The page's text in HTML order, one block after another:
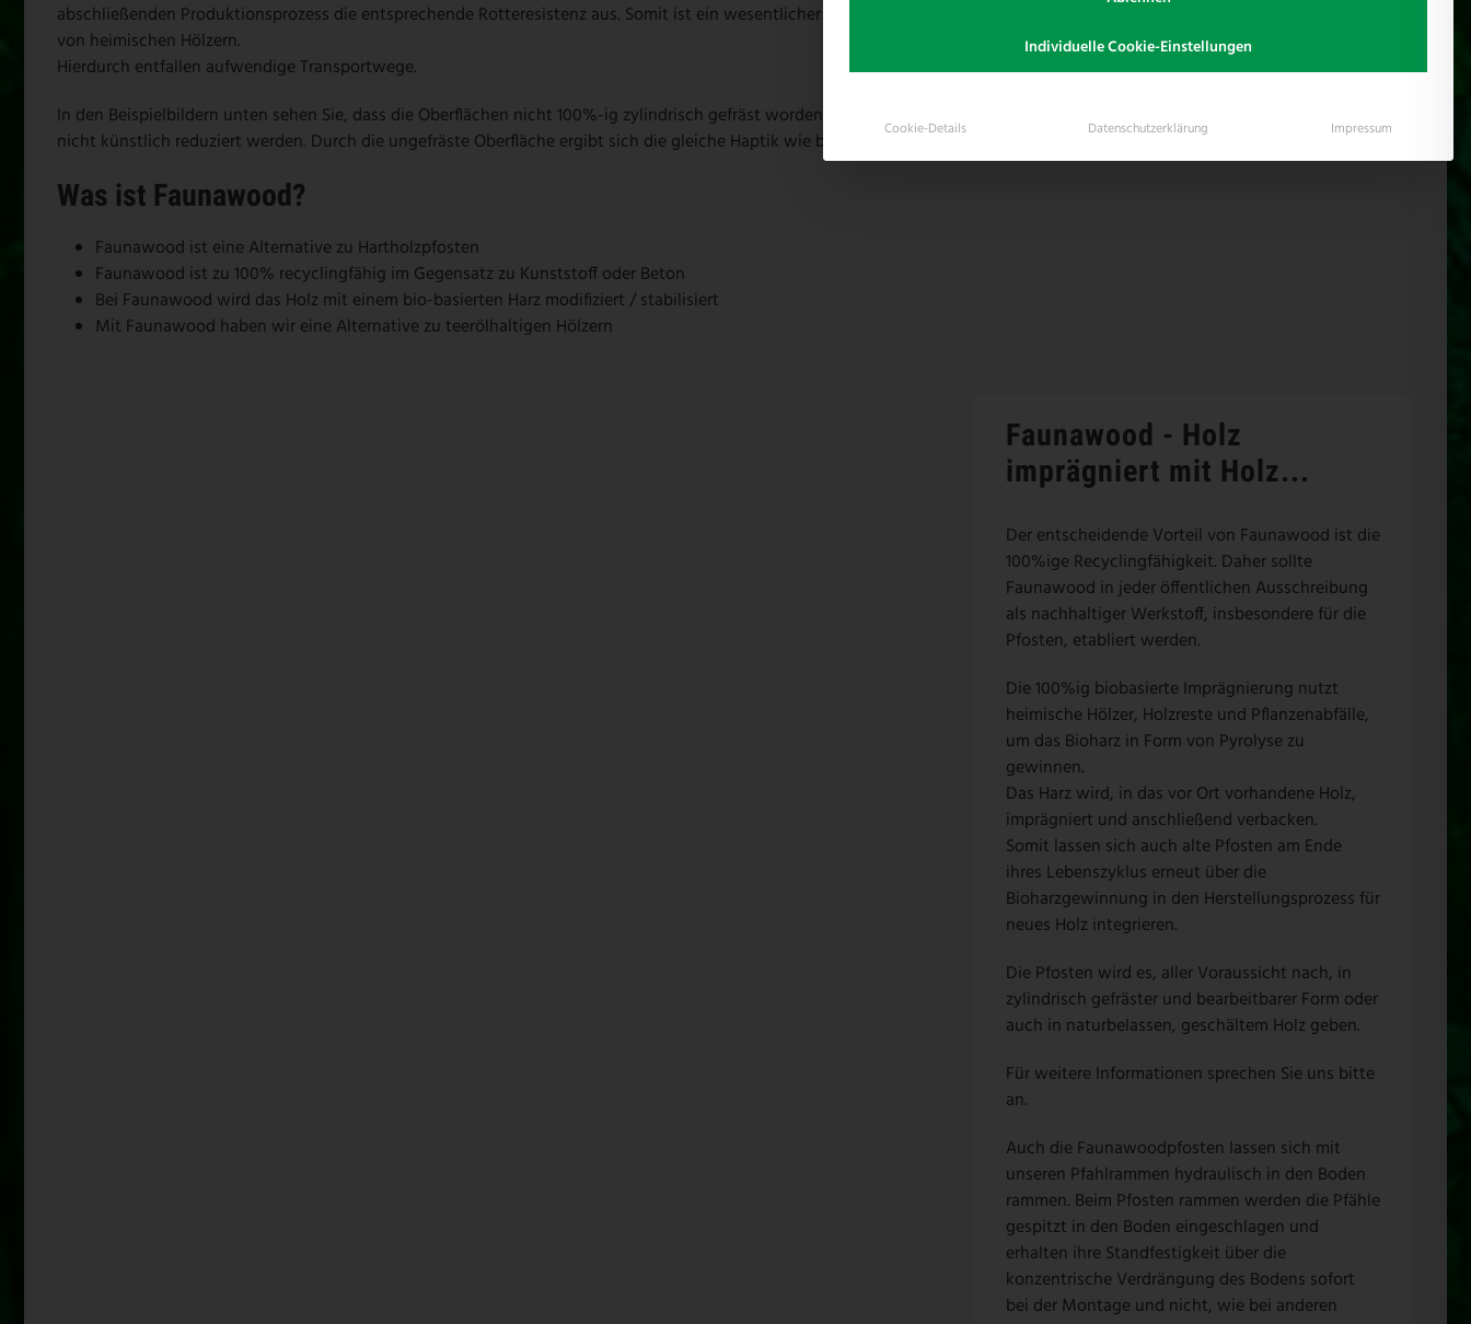
abschließenden Produktionsprozess die entsprechende Rotteresistenz aus. Somit ist ein wesentlicher Vorteil des Faunawoods, neben seiner 100%-igen Recyclebarkeit, die Nutzung
von heimischen Hölzern.
Hierdurch entfallen aufwendige Transportwege.
In den Beispielbildern unten sehen Sie, dass die Oberflächen nicht 100%-ig zylindrisch gefräst worden sind. Dieses erfolgt, damit die Menge an Imprägnierungen im Außenholz
nicht künstlich reduziert werden. Durch die ungefräste Oberfläche ergibt sich die gleiche Haptik wie bei Robinienpfosten.
Was ist Faunawood?
Faunawood ist eine Alternative zu Hartholzpfosten
Faunawood ist zu 100% recyclingfähig im Gegensatz zu Kunststoff oder Beton
Bei Faunawood wird das Holz mit einem bio-basierten Harz modifiziert / stabilisiert
Mit Faunawood haben wir eine Alternative zu teerölhaltigen Hölzern
Faunawood - Holz
imprägniert mit Holz...
Der entscheidende Vorteil von Faunawood ist die
100%ige Recyclingfähigkeit. Daher sollte
Faunawood in jeder öffentlichen Ausschreibung
als nachhaltiger Werkstoff, insbesondere für die
Pfosten, etabliert werden.
Die 100%ig biobasierte Imprägnierung nutzt
heimische Hölzer, Holzreste und Pflanzenabfälle,
um das Bioharz in Form von Pyrolyse zu
gewinnen.
Das Harz wird, in das vor Ort vorhandene Holz,
imprägniert und anschließend verbacken.
Somit lassen sich auch alte Pfosten am Ende
ihres Lebenszyklus erneut über die
Bioharzgewinnung in den Herstellungsprozess für
neues Holz integrieren.
Die Pfosten wird es, aller Voraussicht nach, in
zylindrisch gefräster und bearbeitbarer Form oder
auch in naturbelassen, geschältem Holz geben.
Für weitere Informationen sprechen Sie uns bitte
an.
Auch die Faunawoodpfosten lassen sich mit
unseren Pfahlrammen hydraulisch in den Boden
rammen. Beim Pfosten rammen werden die Pfähle
gespitzt in den Boden eingeschlagen und
erhalten ihre Standfestigkeit über die
konzentrische Verdrängung des Bodens sofort
bei der Montage und nicht, wie bei anderen
Individuelle Cookie-Einstellungen
Cookie-Details Datenschutzerklärung Impressum